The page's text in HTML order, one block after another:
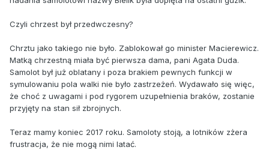
Czyli chrzest był przedwczesny?
Chrztu jako takiego nie było. Zablokował go minister Macierewicz.
Matką chrzestną miała być pierwsza dama, pani Agata Duda.
Samolot był już oblatany i poza brakiem pewnych funkcji w
symulowaniu pola walki nie było zastrzeżeń. Wydawało się więc,
że choć z uwagami i pod rygorem uzupełnienia braków, zostanie
przyjęty na stan sił zbrojnych.
Teraz mamy koniec 2017 roku. Samoloty stoją, a lotników zżera
frustracja, że nie mogą nimi latać.